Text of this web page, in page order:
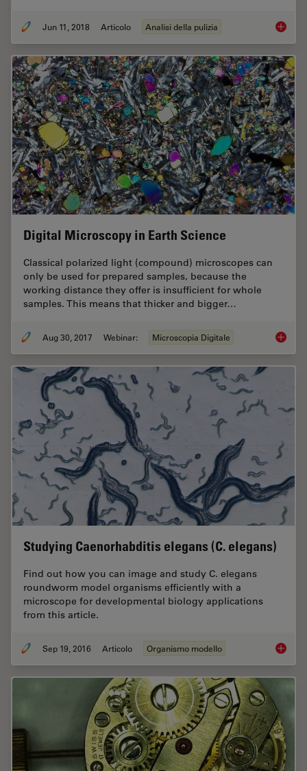
Jun 11, 2018 Articolo Analisi della pulizia See
Digital Microscopy in Earth Science
Classical polarized light (compound) microscopes can
only be used for prepared samples, because the
working distance they offer is insufficient for whole
samples. This means that thicker and bigger…
Aug 30, 2017 Webinar: Microscopia Digitale Digital
Studying Caenorhabditis elegans (C. elegans)
Find out how you can image and study C. elegans
roundworm model organisms efficiently with a
microscope for developmental biology applications
from this article.
Sep 19, 2016 Articolo Organismo modello